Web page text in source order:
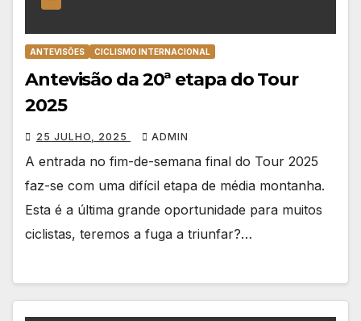
ANTEVISÕES CICLISMO INTERNACIONAL
Antevisão da 20ª etapa do Tour
2025
25 JULHO, 2025 ADMIN
A entrada no fim-de-semana final do Tour 2025
faz-se com uma difícil etapa de média montanha.
Esta é a última grande oportunidade para muitos
ciclistas, teremos a fuga a triunfar?…